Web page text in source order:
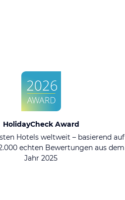
HolidayCheck Award
Hotels weltweit – basierend auf
echten Bewertungen aus dem
Jahr 2025